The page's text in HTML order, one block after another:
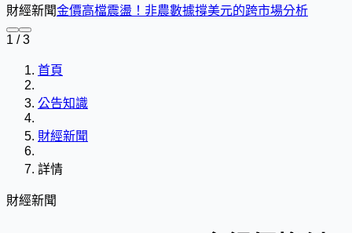
財經新聞金價高檔震盪！非農數據撐美元的跨市場分析
1 / 3
首頁
公告知識
財經新聞
詳情
財經新聞